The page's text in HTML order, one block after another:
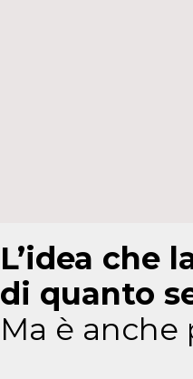
L’idea che
di quanto
Ma è anche